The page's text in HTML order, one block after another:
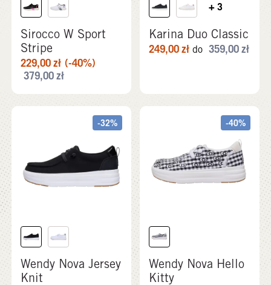
Sirocco W Sport
Stripe
229,00zł (-40%)
379,00zł
+ 3
Karina Duo Classic
249,00zł do 359,00zł
-32%
Wendy Nova Jersey
Knit
-40%
Wendy Nova Hello
Kitty